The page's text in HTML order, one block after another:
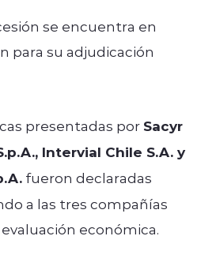
se encuentra en
para su adjudicación
presentadas por Sacyr
Intervial Chile S.A. y
fueron declaradas
a las tres compañías
económica.